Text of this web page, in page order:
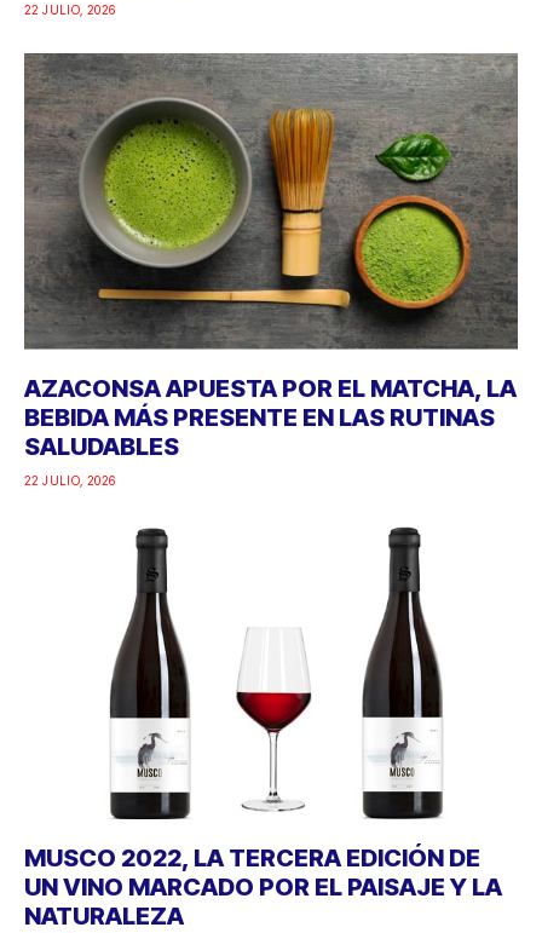
22 JULIO, 2026
AZACONSA APUESTA POR EL MATCHA, LA
BEBIDA MÁS PRESENTE EN LAS RUTINAS
SALUDABLES
22 JULIO, 2026
MUSCO 2022, LA TERCERA EDICIÓN DE
UN VINO MARCADO POR EL PAISAJE Y LA
NATURALEZA